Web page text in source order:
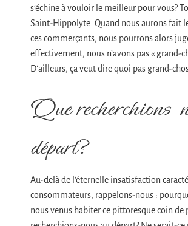
s’échine à vouloir le meilleur pour vous?
Saint-Hippolyte. Quand nous aurons fait
ces commerçants, nous pourrons alors
effectivement, nous n’avons pas « grand-
D’ailleurs, ça veut dire quoi pas grand-
Que recherchions-
départ?
Au-delà de l’éternelle insatisfaction
consommateurs, rappelons-nous :
nous venus habiter ce pittoresque coin de